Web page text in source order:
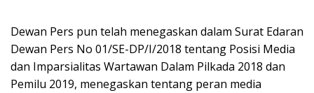
Dewan Pers pun telah menegaskan dalam Surat Edaran
Dewan Pers No 01/SE-DP/I/2018 tentang Posisi Media
dan Imparsialitas Wartawan Dalam Pilkada 2018 dan
Pemilu 2019, menegaskan tentang peran media